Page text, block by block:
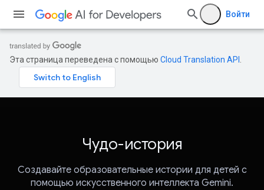
Войти
Эта страница переведена с помощью Cloud Translation API
Чудо-история
Создавайте образовательные истории для детей с
помощью искусственного интеллекта Gemini.